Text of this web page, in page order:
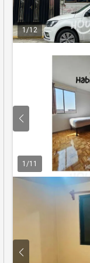
1/12
1 /11